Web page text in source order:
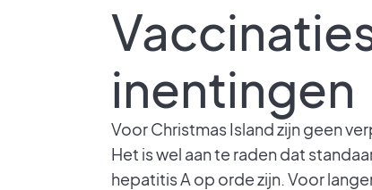
inentingen
Voor Christmas Island zijn geen
Het is wel aan te raden dat
hepatitis A op orde zijn. Voor